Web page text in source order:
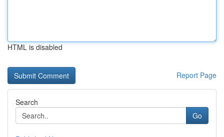
HTML is disabled
Report Page
Search
Go